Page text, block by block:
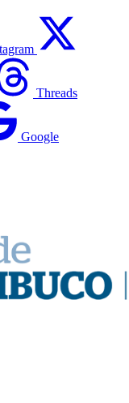
Threads
Google